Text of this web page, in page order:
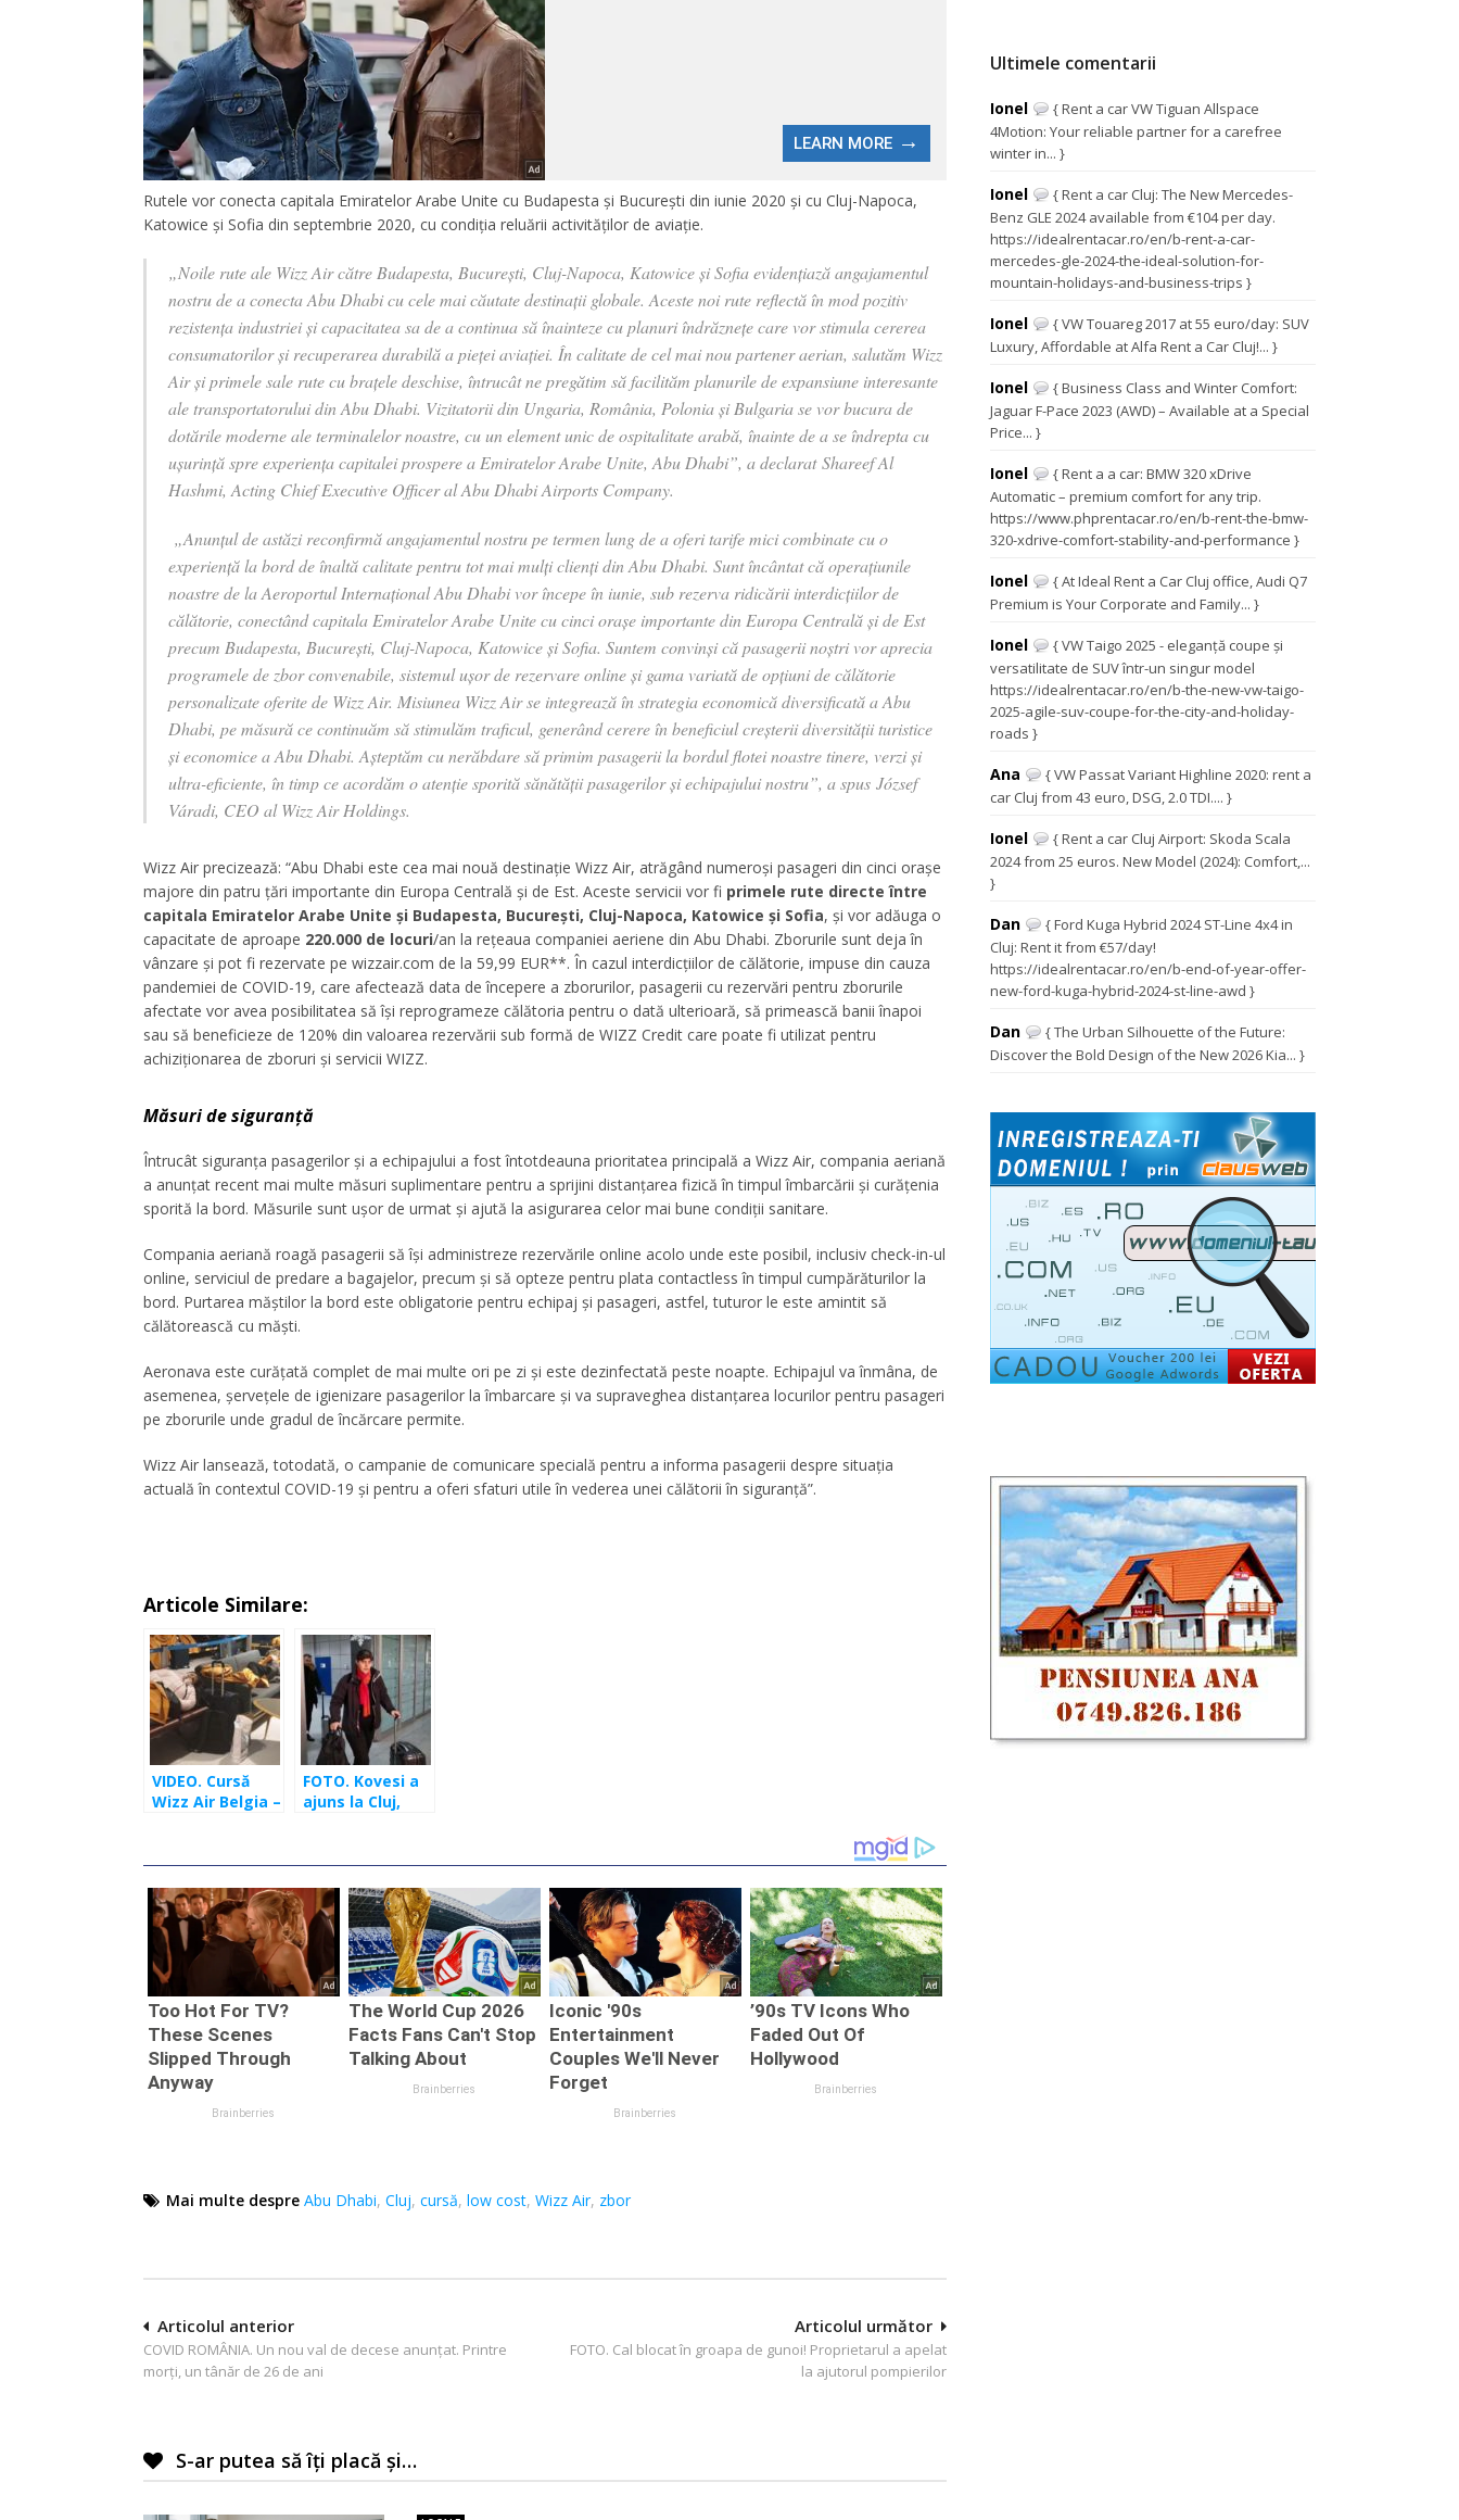
Rutele vor conecta capitala Emiratelor Arabe Unite cu Budapesta și București din iunie 2020 și cu Cluj-Napoca,
Katowice și Sofia din septembrie 2020, cu condiția reluării activităților de aviație.
„Noile rute ale Wizz Air către Budapesta, București, Cluj-Napoca, Katowice și Sofia evidențiază angajamentul
nostru de a conecta Abu Dhabi cu cele mai căutate destinații globale. Aceste noi rute reflectă în mod pozitiv
rezistența industriei și capacitatea sa de a continua să înainteze cu planuri îndrăznețe care vor stimula cererea
consumatorilor și recuperarea durabilă a pieței aviației. În calitate de cel mai nou partener aerian, salutăm Wizz
Air și primele sale rute cu brațele deschise, întrucât ne pregătim să facilităm planurile de expansiune interesante
ale transportatorului din Abu Dhabi. Vizitatorii din Ungaria, România, Polonia și Bulgaria se vor bucura de
dotările moderne ale terminalelor noastre, cu un element unic de ospitalitate arabă, înainte de a se îndrepta cu
ușurință spre experiența capitalei prospere a Emiratelor Arabe Unite, Abu Dhabi”, a declarat Shareef Al
Hashmi, Acting Chief Executive Officer al Abu Dhabi Airports Company.
„Anunțul de astăzi reconfirmă angajamentul nostru pe termen lung de a oferi tarife mici combinate cu o
experiență la bord de înaltă calitate pentru tot mai mulți clienți din Abu Dhabi. Sunt încântat că operațiunile
noastre de la Aeroportul Internațional Abu Dhabi vor începe în iunie, sub rezerva ridicării interdicțiilor de
călătorie, conectând capitala Emiratelor Arabe Unite cu cinci orașe importante din Europa Centrală și de Est
precum Budapesta, București, Cluj-Napoca, Katowice și Sofia. Suntem convinși că pasagerii noștri vor aprecia
programele de zbor convenabile, sistemul ușor de rezervare online și gama variată de opțiuni de călătorie
personalizate oferite de Wizz Air. Misiunea Wizz Air se integrează în strategia economică diversificată a Abu
Dhabi, pe măsură ce continuăm să stimulăm traficul, generând cerere în beneficiul creșterii diversității turistice
și economice a Abu Dhabi. Așteptăm cu nerăbdare să primim pasagerii la bordul flotei noastre tinere, verzi și
ultra-eficiente, în timp ce acordăm o atenție sporită sănătății pasagerilor și echipajului nostru”, a spus József
Váradi, CEO al Wizz Air Holdings.
Wizz Air precizează: “Abu Dhabi este cea mai nouă destinație Wizz Air, atrăgând numeroși pasageri din cinci orașe
majore din patru țări importante din Europa Centrală și de Est. Aceste servicii vor fi primele rute directe între
capitala Emiratelor Arabe Unite și Budapesta, București, Cluj-Napoca, Katowice și Sofia, și vor adăuga o
capacitate de aproape 220.000 de locuri/an la rețeaua companiei aeriene din Abu Dhabi. Zborurile sunt deja în
vânzare și pot fi rezervate pe wizzair.com de la 59,99 EUR**. În cazul interdicțiilor de călătorie, impuse din cauza
pandemiei de COVID-19, care afectează data de începere a zborurilor, pasagerii cu rezervări pentru zborurile
afectate vor avea posibilitatea să își reprogrameze călătoria pentru o dată ulterioară, să primească banii înapoi
sau să beneficieze de 120% din valoarea rezervării sub formă de WIZZ Credit care poate fi utilizat pentru
achiziționarea de zboruri și servicii WIZZ.
Măsuri de siguranță
Întrucât siguranța pasagerilor și a echipajului a fost întotdeauna prioritatea principală a Wizz Air, compania aeriană
a anunțat recent mai multe măsuri suplimentare pentru a sprijini distanțarea fizică în timpul îmbarcării și curățenia
sporită la bord. Măsurile sunt ușor de urmat și ajută la asigurarea celor mai bune condiții sanitare.
Compania aeriană roagă pasagerii să își administreze rezervările online acolo unde este posibil, inclusiv check-in-ul
online, serviciul de predare a bagajelor, precum și să opteze pentru plata contactless în timpul cumpărăturilor la
bord. Purtarea măștilor la bord este obligatorie pentru echipaj și pasageri, astfel, tuturor le este amintit să
călătorească cu măști.
Aeronava este curățată complet de mai multe ori pe zi și este dezinfectată peste noapte. Echipajul va înmâna, de
asemenea, șervețele de igienizare pasagerilor la îmbarcare și va supraveghea distanțarea locurilor pentru pasageri
pe zborurile unde gradul de încărcare permite.
Wizz Air lansează, totodată, o campanie de comunicare specială pentru a informa pasagerii despre situația
actuală în contextul COVID-19 și pentru a oferi sfaturi utile în vederea unei călătorii în siguranță”.
Articole Similare:
VIDEO. Cursă
Wizz Air Belgia –
Codruța Kovesi,
printre pasageri
FOTO. Kovesi a
ajuns la Cluj,
de ore. Cere
despăgubiri de
la Wizz Air
Mai multe despre Abu Dhabi, Cluj, cursă, low cost, Wizz Air, zbor
Navigare
în
Articolul următor
FOTO. Cal blocat în groapa de gunoi! Proprietarul a apelat
la ajutorul pompierilor
Articolul anterior
COVID ROMÂNIA. Un nou val de decese anunţat. Printre
morţi, un tânăr de 26 de ani
S-ar putea să îți placă și…
Ultimele comentarii
Ionel
{ Rent a car VW Tiguan Allspace
4Motion: Your reliable partner for a carefree
winter in... }
Ionel
{ Rent a car Cluj: The New Mercedes-
Benz GLE 2024 available from €104 per day.
https://idealrentacar.ro/en/b-rent-a-car-
mercedes-gle-2024-the-ideal-solution-for-
mountain-holidays-and-business-trips }
Ionel
{ VW Touareg 2017 at 55 euro/day: SUV
Luxury, Affordable at Alfa Rent a Car Cluj!... }
Ionel
{ Business Class and Winter Comfort:
Jaguar F-Pace 2023 (AWD) – Available at a Special
Price... }
Ionel
{ Rent a a car: BMW 320 xDrive
Automatic – premium comfort for any trip.
https://www.phprentacar.ro/en/b-rent-the-bmw-
320-xdrive-comfort-stability-and-performance }
Ionel
{ At Ideal Rent a Car Cluj office, Audi Q7
Premium is Your Corporate and Family... }
Ionel
{ VW Taigo 2025 - eleganță coupe și
versatilitate de SUV într-un singur model
https://idealrentacar.ro/en/b-the-new-vw-taigo-
2025-agile-suv-coupe-for-the-city-and-holiday-
roads }
Ana
{ VW Passat Variant Highline 2020: rent a
car Cluj from 43 euro, DSG, 2.0 TDI.... }
Ionel
{ Rent a car Cluj Airport: Skoda Scala
2024 from 25 euros. New Model (2024): Comfort,...
}
Dan
{ Ford Kuga Hybrid 2024 ST-Line 4x4 in
Cluj: Rent it from €57/day!
https://idealrentacar.ro/en/b-end-of-year-offer-
new-ford-kuga-hybrid-2024-st-line-awd }
Dan
{ The Urban Silhouette of the Future:
Discover the Bold Design of the New 2026 Kia... }